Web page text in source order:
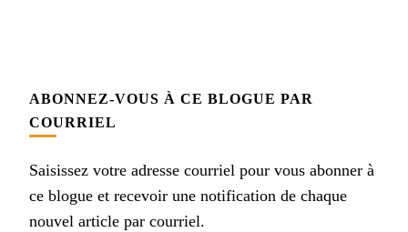
ABONNEZ-VOUS À CE BLOGUE PAR
COURRIEL
Saisissez votre adresse courriel pour vous abonner à
ce blogue et recevoir une notification de chaque
nouvel article par courriel.